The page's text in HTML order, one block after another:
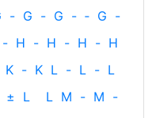
- G - G - ‐ G -
- H - H - H - H
K - K L - L - L
± L L M - M -